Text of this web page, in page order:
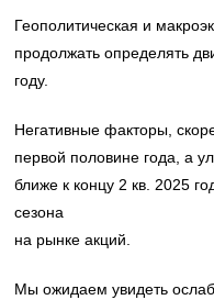
Геополитическая и
продолжать определять
году.
Негативные факторы,
первой половине года, а
ближе к концу 2 кв. 2025
сезона
на рынке акций.
Мы ожидаем увидеть